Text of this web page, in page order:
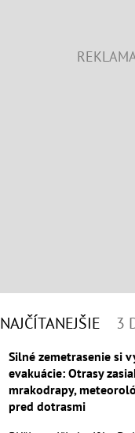
NAJČÍTANEJŠIE 3
Silné zemetrasenie si
evakuácie: Otrasy
mrakodrapy,
pred dotrasmi